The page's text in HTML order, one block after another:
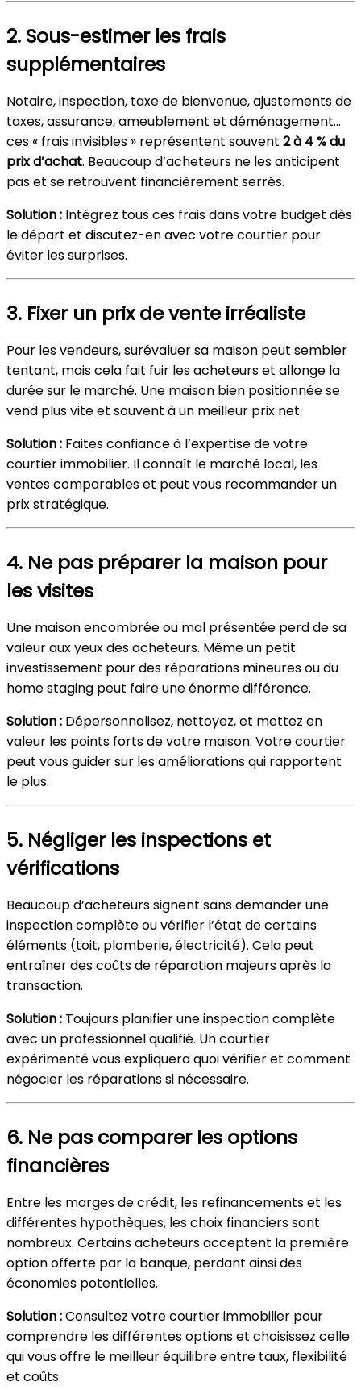
2. Sous-estimer les frais
supplémentaires
Notaire, inspection, taxe de bienvenue, ajustements de
taxes, assurance, ameublement et déménagement…
ces « frais invisibles » représentent souvent 2 à 4 % du
prix d’achat. Beaucoup d’acheteurs ne les anticipent
pas et se retrouvent financièrement serrés.
Solution : Intégrez tous ces frais dans votre budget dès
le départ et discutez-en avec votre courtier pour
éviter les surprises.
3. Fixer un prix de vente irréaliste
Pour les vendeurs, surévaluer sa maison peut sembler
tentant, mais cela fait fuir les acheteurs et allonge la
durée sur le marché. Une maison bien positionnée se
vend plus vite et souvent à un meilleur prix net.
Solution : Faites confiance à l’expertise de votre
courtier immobilier. Il connaît le marché local, les
ventes comparables et peut vous recommander un
prix stratégique.
4. Ne pas préparer la maison pour
les visites
Une maison encombrée ou mal présentée perd de sa
valeur aux yeux des acheteurs. Même un petit
investissement pour des réparations mineures ou du
home staging peut faire une énorme différence.
Solution : Dépersonnalisez, nettoyez, et mettez en
valeur les points forts de votre maison. Votre courtier
peut vous guider sur les améliorations qui rapportent
le plus.
5. Négliger les inspections et
vérifications
Beaucoup d’acheteurs signent sans demander une
inspection complète ou vérifier l’état de certains
éléments (toit, plomberie, électricité). Cela peut
entraîner des coûts de réparation majeurs après la
transaction.
Solution : Toujours planifier une inspection complète
avec un professionnel qualifié. Un courtier
expérimenté vous expliquera quoi vérifier et comment
négocier les réparations si nécessaire.
6. Ne pas comparer les options
financières
Entre les marges de crédit, les refinancements et les
différentes hypothèques, les choix financiers sont
nombreux. Certains acheteurs acceptent la première
option offerte par la banque, perdant ainsi des
économies potentielles.
Solution :Consultez votre courtier immobilier pour
comprendre les différentes options et choisissez celle
qui vous offre le meilleur équilibre entre taux, flexibilité
et coûts.